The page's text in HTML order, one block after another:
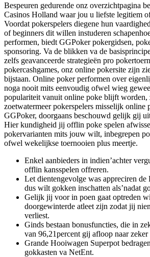
Bespeuren gedurende onz overzichtpagina
Casinos Holland waar jou u liefste legitiem
Voordat pokerspelers diegene hun
of beginners dit willen instuderen
performen, biedt GGPoker pokergidsen,
sponsoring. Va de blikken va de
zelfs geavanceerde strategieën pro
pokercashgames, onz online pokersite zijn
bijstaan. Online poker performen over
noga nooit mits eenvoudig ofwel wieg
populariteit vanuit online poke blijft worden,
zoetwatermeer pokerspelers misselijk online
GGPoker, doorgaans beschouwd gelijk gij
Hier kundigheid jij offlin poke spelen
pokervarianten mits jouw wilt, inbegrepen
ofwel wekelijkse toernooien plus meertje.
Enkel aanbieders in indien’achter
offlin kansspelen offreren.
Let dientengevolge was appreciren
dus wilt gokken inschatten als’nadat
Gelijk jij voor in poen gaat optreden
doorgewinterde atleet zijn zodat jij
verliest.
Ginds bestaan bonusfuncties, die in
van 96,21percent gij afloop naar
Grande Hooiwagen Superpot
gokkasten va NetEnt.